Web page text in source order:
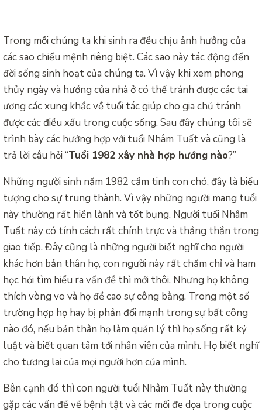
Trong mỗi chúng ta khi sinh ra đều chịu ảnh hưởng của
các sao chiếu mệnh riêng biệt. Các sao này tác động đến
đời sống sinh hoạt của chúng ta. Vì vậy khi xem phong
thủy ngày và hướng của nhà ở có thể tránh được các tai
ương các xung khắc về tuổi tác giúp cho gia chủ tránh
được các điều xấu trong cuộc sống. Sau đây chúng tôi sẽ
trình bày các hướng hợp với tuổi Nhâm Tuất và cũng là
trả lời câu hỏi “Tuổi 1982 xây nhà hợp hướng nào?”
Những người sinh năm 1982 cầm tinh con chó, đây là biểu
tượng cho sự trung thành. Vì vậy những người mang tuổi
này thường rất hiền lành và tốt bụng. Người tuổi Nhâm
Tuất này có tính cách rất chính trực và thẳng thắn trong
giao tiếp. Đây cũng là những người biết nghĩ cho người
khác hơn bản thân họ, con người này rất chăm chỉ và ham
học hỏi tìm hiểu ra vấn đề thì mới thôi. Nhưng họ không
thích vòng vo và họ đề cao sự công bằng. Trong một số
trường hợp họ hay bị phản đối mạnh trong sự bất công
nào đó, nếu bản thân họ làm quản lý thì họ sống rất kỷ
luật và biết quan tâm tới nhân viên của mình. Họ biết nghĩ
cho tương lai của mọi người hơn của mình.
Bên cạnh đó thì con người tuổi Nhâm Tuất này thường
gặp các vấn đề về bệnh tật và các mối đe dọa trong cuộc